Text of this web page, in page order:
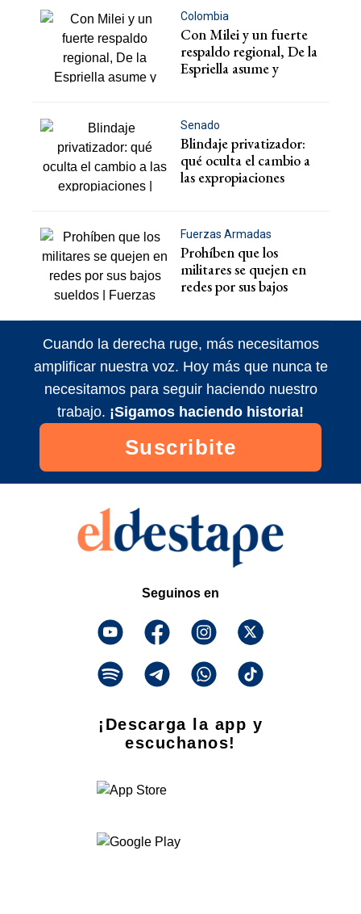
Colombia
Con Milei y un fuerte
respaldo regional, De la
Espriella asume y
Senado
Blindaje privatizador:
qué oculta el cambio a
las expropiaciones
Fuerzas Armadas
Prohíben que los
militares se quejen en
redes por sus bajos
Cuando la derecha ruge, más necesitamos
amplificar nuestra voz. Hoy más que nunca te
necesitamos para seguir haciendo nuestro
trabajo. ¡Sigamos haciendo historia!
Suscribite
Seguinos en
¡Descarga la app y
escuchanos!